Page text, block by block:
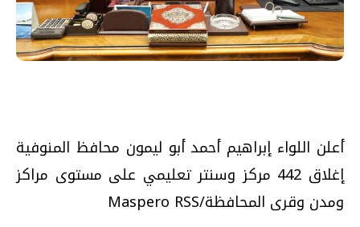
أعلن اللواء إبراهيم أحمد أبو ليمون محافظ المنوفية
إغلاق 442 مركز وسنتر تعليمي على مستوى مراكز
ومدن وقرى المحافظة/Maspero RSS